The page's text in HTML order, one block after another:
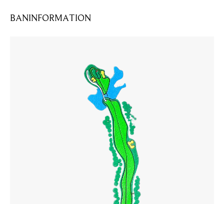
BANINFORMATION